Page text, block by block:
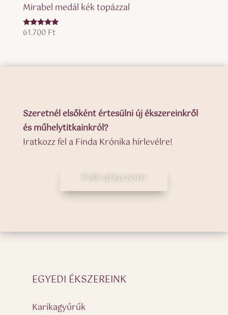
Mirabel medál kék topázzal
Értékelés:
61.700 Ft
Szeretnél elsőként értesülni új ékszereinkről
és műhelytitkainkról?
Iratkozz fel a Finda Krónika hírlevélre!
Feliratkozom
EGYEDI ÉKSZEREINK
Karikagyűrűk